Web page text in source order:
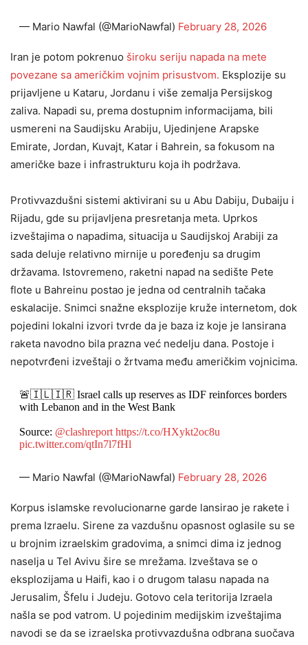
— Mario Nawfal (@MarioNawfal) February 28, 2026
Iran je potom pokrenuo široku seriju napada na mete
povezane sa američkim vojnim prisustvom. Eksplozije su
prijavljene u Kataru, Jordanu i više zemalja Persijskog
zaliva. Napadi su, prema dostupnim informacijama, bili
usmereni na Saudijsku Arabiju, Ujedinjene Arapske
Emirate, Jordan, Kuvajt, Katar i Bahrein, sa fokusom na
američke baze i infrastrukturu koja ih podržava.
Protivvazdušni sistemi aktivirani su u Abu Dabiju, Dubaiju i
Rijadu, gde su prijavljena presretanja meta. Uprkos
izveštajima o napadima, situacija u Saudijskoj Arabiji za
sada deluje relativno mirnije u poređenju sa drugim
državama. Istovremeno, raketni napad na sedište Pete
flote u Bahreinu postao je jedna od centralnih tačaka
eskalacije. Snimci snažne eksplozije kruže internetom, dok
pojedini lokalni izvori tvrde da je baza iz koje je lansirana
raketa navodno bila prazna već nedelju dana. Postoje i
nepotvrđeni izveštaji o žrtvama među američkim vojnicima.
🚨🇮🇱🇮🇷 Israel calls up reserves as IDF reinforces borders
with Lebanon and in the West Bank
Source: @clashreport https://t.co/HXykt2oc8u
pic.twitter.com/qtIn7l7fHl
— Mario Nawfal (@MarioNawfal) February 28, 2026
Korpus islamske revolucionarne garde lansirao je rakete i
prema Izraelu. Sirene za vazdušnu opasnost oglasile su se
u brojnim izraelskim gradovima, a snimci dima iz jednog
naselja u Tel Avivu šire se mrežama. Izveštava se o
eksplozijama u Haifi, kao i o drugom talasu napada na
Jerusalim, Šfelu i Judeju. Gotovo cela teritorija Izraela
našla se pod vatrom. U pojedinim medijskim izveštajima
navodi se da se izraelska protivvazdušna odbrana suočava